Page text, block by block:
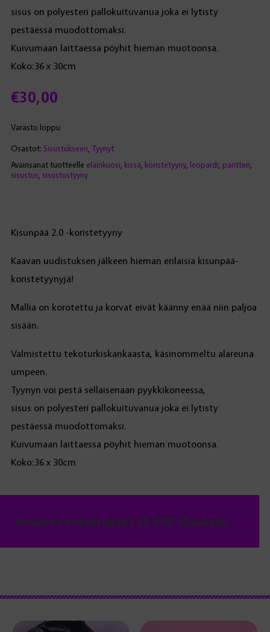
€30,00
sisus on polyesteri pallokuituvanua joka ei lytisty
pestäessä muodottomaksi.
Kuivumaan laittaessa pöyhit hieman muotoonsa.
Koko:36 x 30cm
Varasto loppu
Osastot: Sisustukseen Tyynyt
Avainsanat tuotteelle eläinkuosi kissa koristetyyny, leopardi pantteri
sisustus sisustustyyny
Kisunpää 2.0 -koristetyyny
Kaavan uudistuksen jälkeen hieman erilaisia kisunpää-
koristetyynyjä!
Mallia on korotettu ja korvat eivät käänny enää niin paljoa
sisään.
Valmistettu tekoturkiskankaasta, käsinommeltu alareuna
umpeen.
Tyynyn voi pestä sellaisenaan pyykkikoneessa,
sisus on polyesteri pallokuituvanua joka ei lytisty
pestäessä muodottomaksi.
Kuivumaan laittaessa pöyhit hieman muotoonsa.
Koko:36 x 30cm
Ilmaiset toimitukset yli 90€ tilauksiin.